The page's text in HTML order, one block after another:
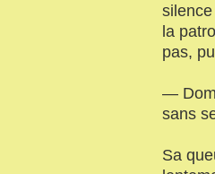
la
pas,
—
sans
Sa